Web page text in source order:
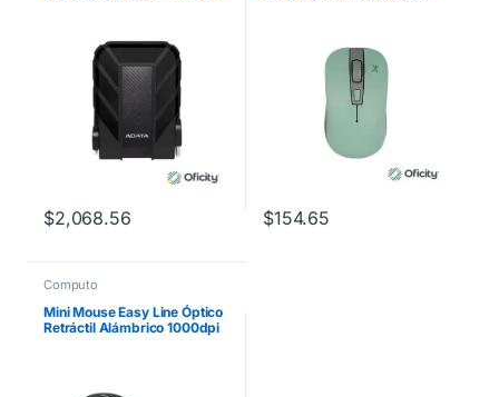
$2,068.56 $154.65
Computo
Mini Mouse Easy Line Óptico
Retráctil Alámbrico 1000dpi